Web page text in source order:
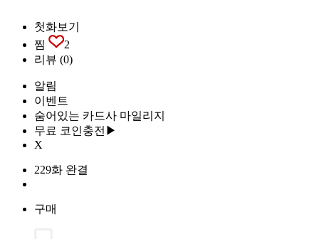
첫화보기
찜
2
리뷰 (0)
알림
이벤트
숨어있는 카드사 마일리지
무료 코인충전▶
X
229화 완결
구매